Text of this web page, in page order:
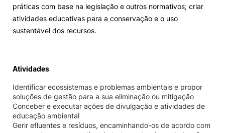
práticas com base na legislação e outros normativos; criar
atividades educativas para a conservação e o uso
sustentável dos recursos.
Atividades
Identificar ecossistemas e problemas ambientais e propor
soluções de gestão para a sua eliminação ou mitigação
Conceber e executar ações de divulgação e atividades de
educação ambiental
Gerir efluentes e resíduos, encaminhando-os de acordo com